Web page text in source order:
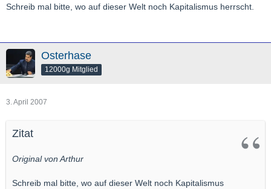
Schreib mal bitte, wo auf dieser Welt noch Kapitalismus herrscht.
Osterhase
12000g Mitglied
3. April 2007
Zitat
Original von Arthur
Schreib mal bitte, wo auf dieser Welt noch Kapitalismus